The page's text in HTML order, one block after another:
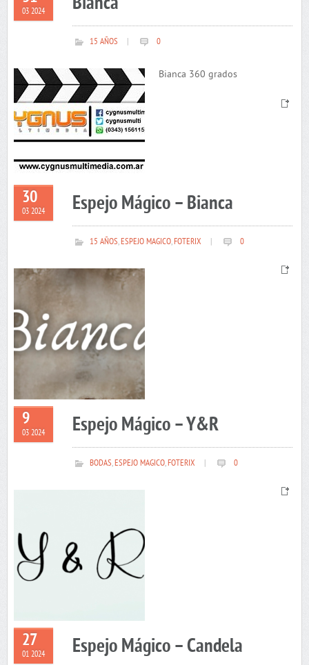
03 2024
15 AÑOS 0
Bianca 360 grados
30
03 2024 Espejo Mágico – Bianca
15 AÑOS,ESPEJO MAGICO,FOTERIX 0
9
03 2024 Espejo Mágico – Y&R
BODAS,ESPEJO MAGICO,FOTERIX 0
27
01 2024 Espejo Mágico – Candela